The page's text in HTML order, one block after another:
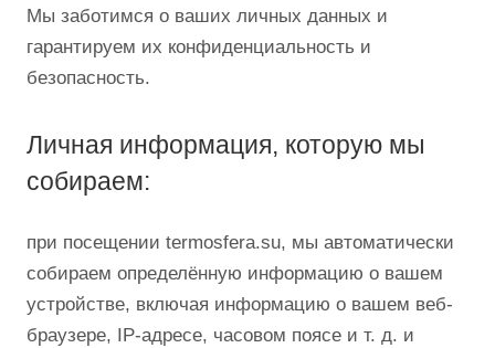
Мы заботимся о ваших личных данных и
гарантируем их конфиденциальность и
безопасность.
Личная информация, которую мы
собираем:
при посещении termosfera.su, мы автоматически
собираем определённую информацию о вашем
устройстве, включая информацию о вашем веб-
браузере, IP-адресе, часовом поясе и т. д. и